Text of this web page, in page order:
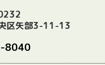
区矢部3-11-13
8040